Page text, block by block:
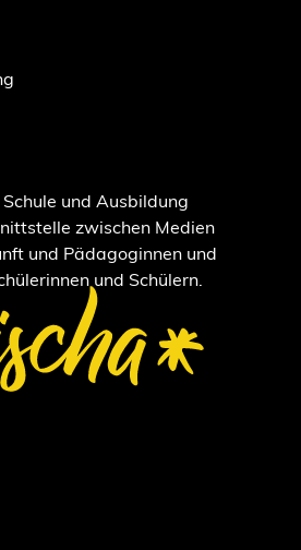
und Ausbildung
zwischen Medien
und Pädagoginnen und
und Schülern.